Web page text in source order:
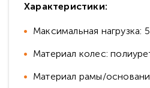
Характеристики:
Максимальная нагрузка:
Материал колес:
Материал рамы/